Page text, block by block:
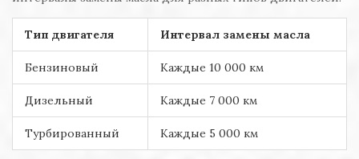
Тип двигателя Интервал замены масла
Бензиновый Каждые 10 000 км
Дизельный Каждые 7 000 км
Турбированный Каждые 5 000 км